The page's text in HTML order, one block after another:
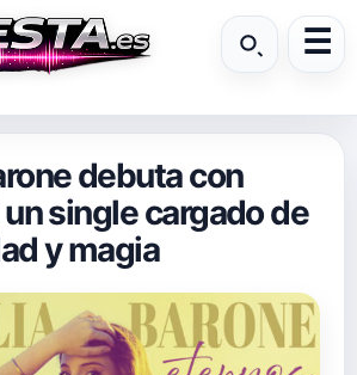
debuta con
un single cargado de
y magia